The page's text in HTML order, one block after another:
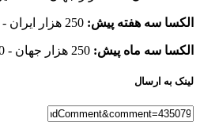
الکسا سه هفته پیش:
الکسا سه ماه پیش: 250 هزار جهان - 5000 ایران
لینک به ارسال